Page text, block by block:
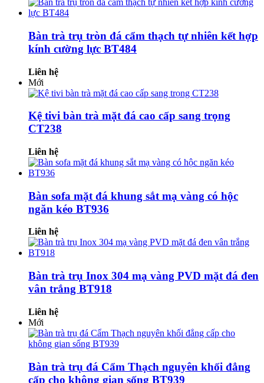
Bàn trà trụ tròn đá cẩm thạch tự nhiên kết hợp
kính cường lực BT484
Liên hệ
Mới
Kệ tivi bàn trà mặt đá cao cấp sang trọng
CT238
Liên hệ
Bàn sofa mặt đá khung sắt mạ vàng có hộc
ngăn kéo BT936
Liên hệ
Bàn trà trụ Inox 304 mạ vàng PVD mặt đá đen
vân trắng BT918
Liên hệ
Mới
Bàn trà trụ đá Cẩm Thạch nguyên khối đẳng
cấp cho không gian sống BT939